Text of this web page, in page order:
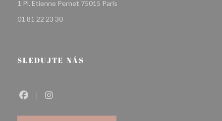
1 Pl. Etienne Pernet 75015 Paris
01 81 22 23 30
SLEDUJTE NÁS